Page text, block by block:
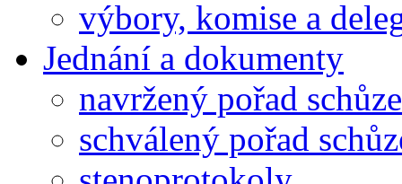
výbory, komise a
Jednání a dokumenty
navržený pořad schůze
schválený pořad